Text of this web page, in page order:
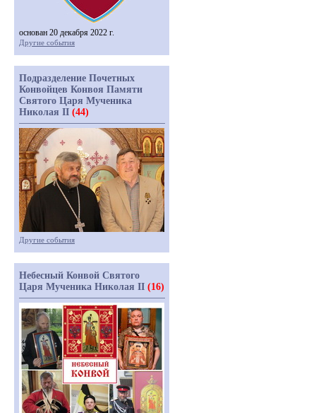
основан 20 декабря 2022 г.
Другие события
Подразделение Почетных
Конвойцев Конвоя Памяти
Святого Царя Мученика
Николая II (44)
Другие события
Небесный Конвой Святого
Царя Мученика Николая II (16)